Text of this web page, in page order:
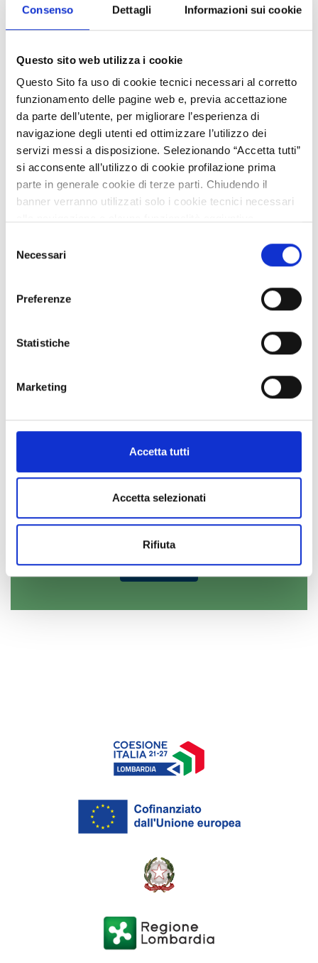
Consenso Dettagli Informazioni sui cookie
Questo sito web utilizza i cookie
Questo Sito fa uso di cookie tecnici necessari al corretto
funzionamento delle pagine web e, previa accettazione
da parte dell’utente, per migliorare l’esperienza di
navigazione degli utenti ed ottimizzare l’utilizzo dei
servizi messi a disposizione. Selezionando “Accetta tutti”
si acconsente all’utilizzo di cookie profilazione prima
parte in generale cookie di terze parti. Chiudendo il
banner verranno utilizzati solo i cookie tecnici necessari
Per conoscere i dettagli, consulta la nostra cookie policy.
https://www.openinnovation.regione.lombardia.it/it/co
https://www.openinnovation.regione.lombardia.it/it/pr
delNecessari
Preferenze
Statistiche
Marketing
Accetta tutti
Accetta selezionati
Rifiuta
segreteria@chimicaverdelombardia.it
Sito web di LGCA:www.chimicaverdelombardia.it
ATTACHMENTS
No attachments selected.
TAG DI INTERESSE
Technologies for managing; monitoring and processing of
water; air and waste
Sustainable catalytic processes for industrial applications
Bioeconomy of the future
CONDIVIDI Liked by0users
Do you want to participate and
be updated?
Log in or register to Open
Innovation
ENTER